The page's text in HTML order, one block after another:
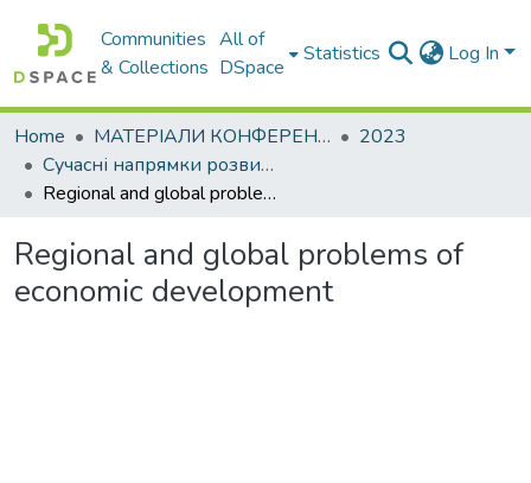
Communities
& Collections
All of
DSpace
Statistics Log In
Home МАТЕРІАЛИ КОНФЕРЕНЦІЙ
2023
Сучасні напрямки розвитку економіки і менеджменту підприємств України
Regional and global problems of economic development
Regional and global problems of
economic development